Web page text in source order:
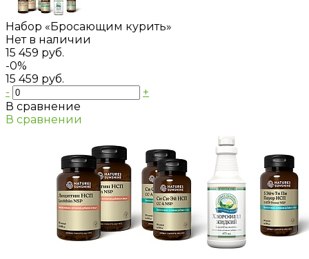
Набор «Бросающим курить»
Нет в наличии
15 459 руб.
-0%
15 459 руб.
-
+
В сравнение
В сравнении